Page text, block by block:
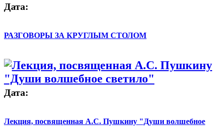
Дата:
РАЗГОВОРЫ ЗА КРУГЛЫМ СТОЛОМ
Дата:
Лекция, посвященная А.С. Пушкину "Души волшебное